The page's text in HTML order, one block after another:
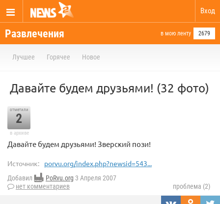
Вход
Развлечения в мою ленту 2679
Лучшее Горячее Новое
Давайте будем друзьями! (32 фото)
отметили
2
в архиве
Давайте будем друзьями! Зверский пози!
Источник: porvu.org/index.php?newsid=543...
Добавил PoRvu.org 3 Апреля 2007
нет комментариев
проблема (2)